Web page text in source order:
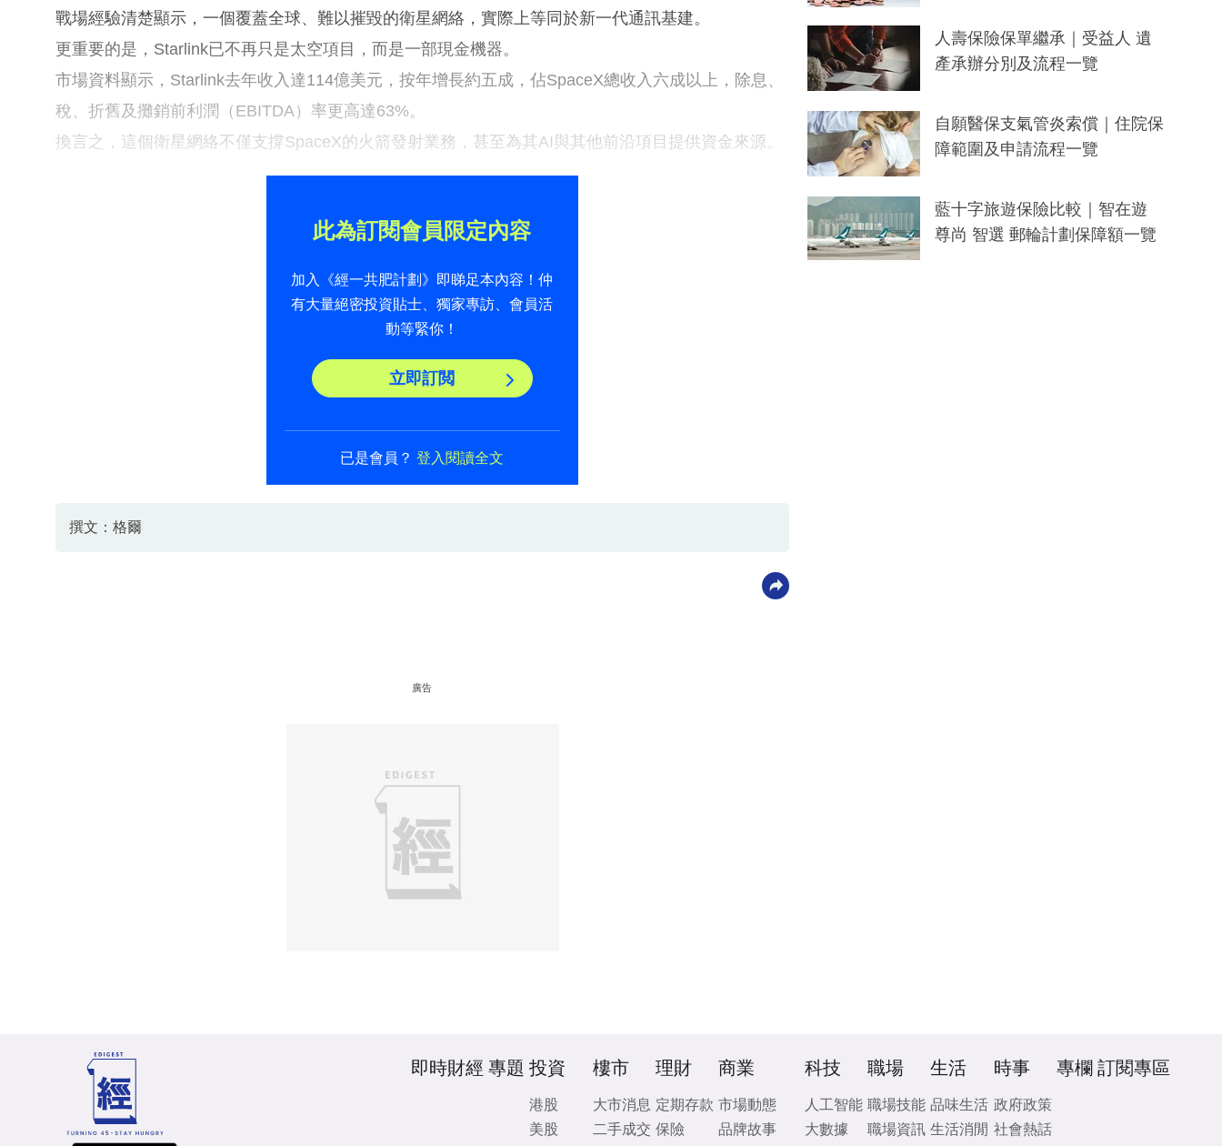
戰場經驗清楚顯示，一個覆蓋全球、難以摧毀的衛星網絡，實際上等同於新一代通訊基建。
更重要的是，Starlink已不再只是太空項目，而是一部現金機器。
市場資料顯示，Starlink去年收入達114億美元，按年增長約五成，佔SpaceX總收入六成以上，除息、
稅、折舊及攤銷前利潤（EBITDA）率更高達63%。
換言之，這個衛星網絡不僅支撐SpaceX的火箭發射業務，甚至為其AI與其他前沿項目提供資金來源。
此為訂閱會員限定內容
加入《經一共肥計劃》即睇足本內容！仲
有大量絕密投資貼士、獨家專訪、會員活
動等緊你！
立即訂閲
已是會員？登入閱讀全文
撰文：格爾
廣告
人壽保險保單繼承｜受益人 遺
產承辦分別及流程一覽
自願醫保支氣管炎索償｜住院保
障範圍及申請流程一覽
藍十字旅遊保險比較｜智在遊
尊尚 智選 郵輪計劃保障額一覽
即時財經 專題 投資
港股
美股
樓市
大市消息
二手成交
理財
定期存款
保險
商業
市場動態
品牌故事
科技
人工智能
大數據
職場
職場技能
職場資訊
生活
品味生活
生活消閒
時事
政府政策
社會熱話
專欄 訂閱專區